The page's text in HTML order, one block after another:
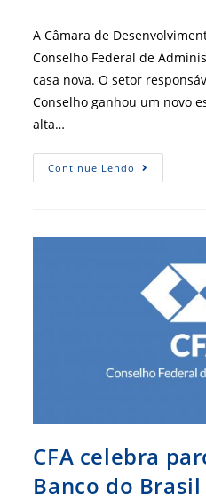
post:
A Câmara de
Conselho Federal de
casa nova. O setor
Conselho ganhou um novo
alta…
Continue Lendo Novos
Ares
CFA celebra
Banco do Brasil